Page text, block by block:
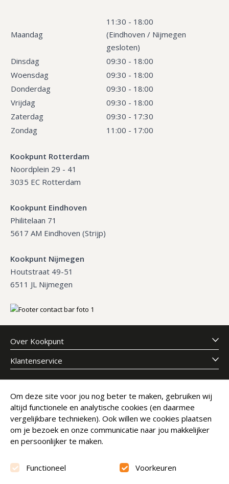
Maandag
11:30 - 18:00
(Eindhoven / Nijmegen
gesloten)
Dinsdag
09:30 - 18:00
Woensdag
09:30 - 18:00
Donderdag
09:30 - 18:00
Vrijdag
09:30 - 18:00
Zaterdag
09:30 - 17:30
Zondag
11:00 - 17:00
Kookpunt Rotterdam
Noordplein 29 - 41
3035 EC Rotterdam
Kookpunt Eindhoven
Philitelaan 71
5617 AM Eindhoven (Strijp)
Kookpunt Nijmegen
Houtstraat 49-51
6511 JL Nijmegen
Over Kookpunt
Klantenservice
Meld je aan voor onze nieuwsbrief
E-mailadres
Abonneer
Om deze site voor jou nog beter te maken, gebruiken wij
altijd functionele en analytische cookies (en daarmee
vergelijkbare technieken). Ook willen we cookies plaatsen
om je bezoek en onze communicatie naar jou makkelijker
en persoonlijker te maken.
Functioneel Voorkeuren